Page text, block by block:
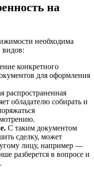
на
необходима
видов:
конкретного
для оформления
распространенная
обладателю собирать и
С таким документом
сделку, может
лицу, например —
разберется в вопросе и